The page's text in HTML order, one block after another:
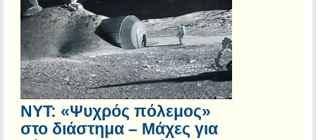
NYT: «Ψυχρός πόλεμος»
στο διάστημα – Μάχες για